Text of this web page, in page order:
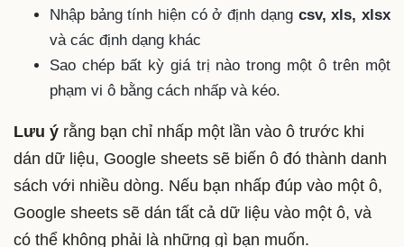
Nhập bảng tính hiện có ở định dạng csv, xls, xlsx
và các định dạng khác
Sao chép bất kỳ giá trị nào trong một ô trên một
phạm vi ô bằng cách nhấp và kéo.
Lưu ý rằng bạn chỉ nhấp một lần vào ô trước khi
dán dữ liệu, Google sheets sẽ biến ô đó thành danh
sách với nhiều dòng. Nếu bạn nhấp đúp vào một ô,
Google sheets sẽ dán tất cả dữ liệu vào một ô, và
có thể không phải là những gì bạn muốn.